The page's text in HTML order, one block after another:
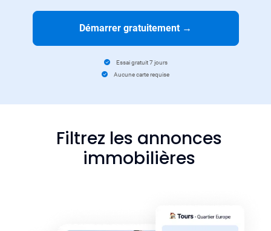
Démarrer gratuitement →
Essai gratuit 7 jours
Aucune carte requise
Filtrez les annonces
immobilières